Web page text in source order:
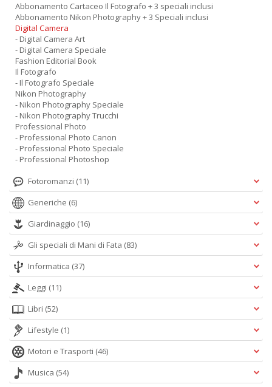
Abbonamento Cartaceo Il Fotografo + 3 speciali inclusi
Abbonamento Nikon Photography + 3 Speciali inclusi
Digital Camera
- Digital Camera Art
- Digital Camera Speciale
Fashion Editorial Book
Il Fotografo
- Il Fotografo Speciale
Nikon Photography
- Nikon Photography Speciale
- Nikon Photography Trucchi
Professional Photo
- Professional Photo Canon
- Professional Photo Speciale
- Professional Photoshop
Fotoromanzi (11)
Generiche (6)
Giardinaggio (16)
Gli speciali di Mani di Fata (83)
Informatica (37)
Leggi (11)
Libri (52)
Lifestyle (1)
Motori e Trasporti (46)
Musica (54)